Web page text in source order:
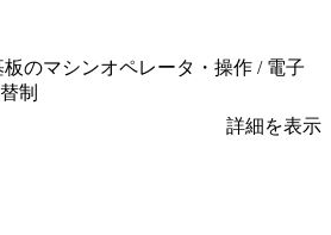
のマシンオペレータ・操作 / 電子
制
詳細を表示